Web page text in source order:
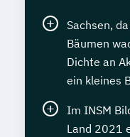
Sachsen,
Bäumen
Dichte an
ein kleines
Im INSM
Land 2021